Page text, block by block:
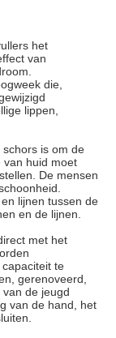
het
van
die,
lippen,
is om de
van huid moet
De mensen
lijnen tussen de
en de lijnen.
met het
te
gerenoveerd,
de jeugd
van de hand, het